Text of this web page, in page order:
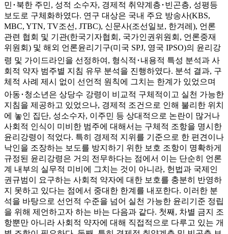
민･북한 주민, 성적 소수자, 경제적 취약계층･빈곤층, 성평등
보도로 구체화하였다. 연구 대상은 국내 주요 방송사(KBS,
MBC, YTN, TV조선, JTBC), 신문사(조선일보, 한겨레), 언론
관련 협회 및 기관(한국기자협회, 국가인권위원회, 언론중재
위원회) 및 해외 언론윤리기구(미국 SPJ, 영국 IPSO)의 윤리강
령 및 가이드라인을 선정하여, 형식적･내용적 특성 분석과 사
회적 약자 범주별 지침 유무 분석을 진행하였다. 분석 결과, 구
체적 사례 제시 없이 선언적 원칙에 그치는 한계가 있었으며
아동･청소년은 상당수 강령이 비교적 구체적이고 실천 가능한
지침을 제공하고 있었으나, 경제적 조건으로 인해 불리한 위치
에 놓인 집단, 성소수자, 이주민 등 상대적으로 논란이 많거나
사회적 인식이 미비한 범주에 대해서는 구체적 조항을 명시한
윤리강령이 적었다. 특히 경제적 지위를 기준으로 한 편견이나
낙인을 조장하는 보도를 방지하기 위한 보호 조항이 명확하게
규정된 윤리강령은 거의 전무하다는 점에서 이는 단순히 언론
계 내부의 실무적 미비에 그치는 것이 아니라, 헌법과 국제인
권규범이 요구하는 사회적 약자에 대한 보호를 충분히 반영하
지 못하고 있다는 점에서 중대한 한계를 내포한다. 이러한 분
석을 바탕으로 선언적 수준을 넘어 실천 가능한 윤리기준 정립
을 위해 제언하고자 하는 바는 다음과 같다. 첫째, 차별 금지 조
항뿐만 아니라 사회적 약자에 대해 직접적으로 다루고 있는 개